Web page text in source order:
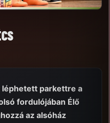
parkettre a
fordulójában Élő
az alsóház